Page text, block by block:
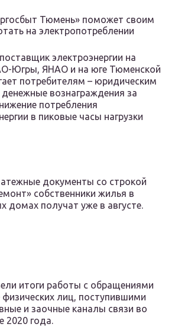
Тюмень» поможет своим
на электропотреблении
электроэнергии на
Югры, ЯНАО и на юге Тюменской
потребителям – юридическим
вознаграждения за
потребления
в пиковые часы нагрузки
документы со строкой
собственники жилья в
домах получат уже в августе.
итоги работы с обращениями
лиц, поступившими
и заочные каналы связи во
2020 года.